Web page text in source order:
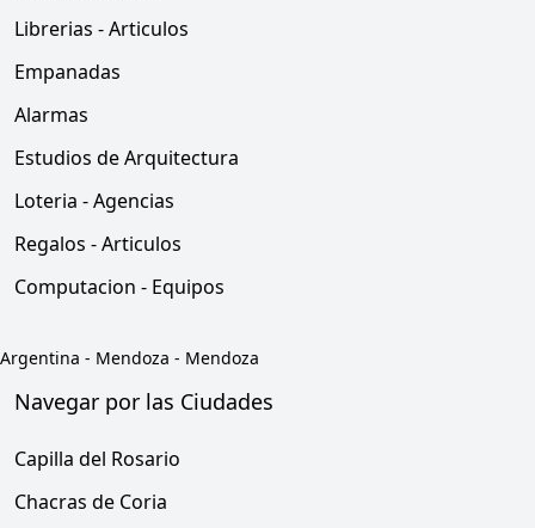
Librerias - Articulos
Empanadas
Alarmas
Estudios de Arquitectura
Loteria - Agencias
Regalos - Articulos
Computacion - Equipos
Argentina - Mendoza - Mendoza
Navegar por las Ciudades
Capilla del Rosario
Chacras de Coria